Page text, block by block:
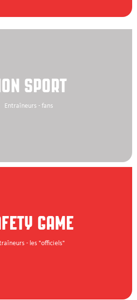
SPORT
Entraîneurs - fans
GAME
- les "officiels"